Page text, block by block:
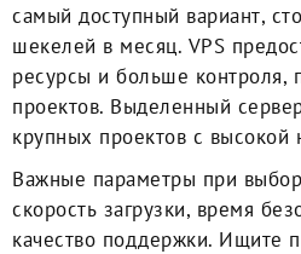
самый доступный вариант,
шекелей в месяц. VPS
ресурсы и больше контроля,
проектов. Выделенный
крупных проектов с высокой
Важные параметры при
скорость загрузки, время
качество поддержки. Ищите